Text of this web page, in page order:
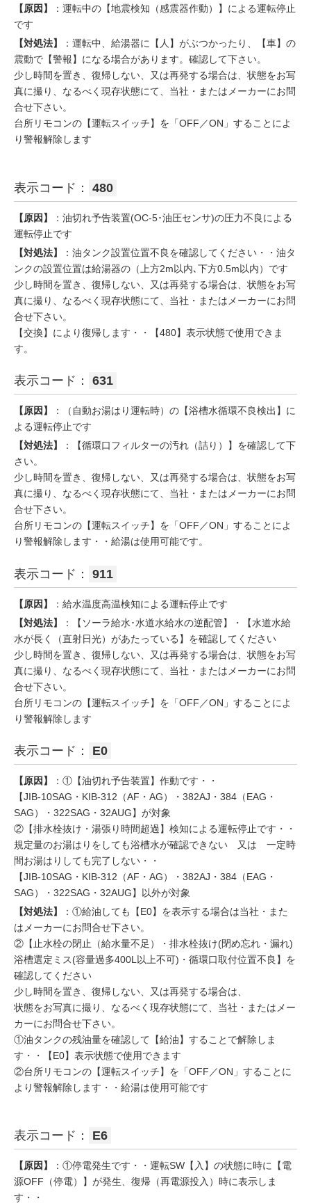
【原因】
：運転中の【地震検知（感震器作動）】による運転停止
です
【対処法】
：運転中、給湯器に【人】がぶつかったり、【車】の
震動で【警報】になる場合があります。確認して下さい。
少し時間を置き、復帰しない、又は再発する場合は、状態をお写
真に撮り、なるべく現存状態にて、当社・またはメーカーにお問
合せ下さい。
台所リモコンの【運転スイッチ】を「OFF／ON」することによ
り警報解除します
表示コード： 480
【原因】
：油切れ予告装置(OC-5･油圧センサ)の圧力不良による
運転停止です
【対処法】
：油タンク設置位置不良を確認してください・・油タ
ンクの設置位置は給湯器の（上方2m以内､下方0.5m以内）です
少し時間を置き、復帰しない、又は再発する場合は、状態をお写
真に撮り、なるべく現存状態にて、当社・またはメーカーにお問
合せ下さい。
【交換】により復帰します・・【480】表示状態で使用できま
す。
表示コード： 631
【原因】
：（自動お湯はり運転時）の【浴槽水循環不良検出】に
よる運転停止です
【対処法】
：【循環口フィルターの汚れ（詰り）】を確認して下
さい。
少し時間を置き、復帰しない、又は再発する場合は、状態をお写
真に撮り、なるべく現存状態にて、当社・またはメーカーにお問
合せ下さい。
台所リモコンの【運転スイッチ】を「OFF／ON」することによ
り警報解除します・・給湯は使用可能です。
表示コード： 911
【原因】
：給水温度高温検知による運転停止です
【対処法】
：【ソーラ給水･水道水給水の逆配管】・【水道水給
水が長く（直射日光）があたっている】を確認してください
少し時間を置き、復帰しない、又は再発する場合は、状態をお写
真に撮り、なるべく現存状態にて、当社・またはメーカーにお問
合せ下さい。
台所リモコンの【運転スイッチ】を「OFF／ON」することによ
り警報解除します
表示コード： E0
【原因】
：①【油切れ予告装置】作動です・・
【JIB-10SAG・KIB-312（AF・AG）・382AJ・384（EAG・
SAG）・322SAG・32AUG】が対象
②【排水栓抜け・湯張り時間超過】検知による運転停止です・・
規定量のお湯はりをしても浴槽水が確認できない 又は 一定時
間お湯はりしても完了しない・・
【JIB-10SAG・KIB-312（AF・AG）・382AJ・384（EAG・
SAG）・322SAG・32AUG】以外が対象
【対処法】
：①給油しても【E0】を表示する場合は当社・また
はメーカーにお問合せ下さい。
②【止水栓の閉止（給水量不足）・排水栓抜け(閉め忘れ・漏れ)
浴槽選定ミス(容量過多400L以上不可)・循環口取付位置不良】を
確認してください
少し時間を置き、復帰しない、又は再発する場合は、
状態をお写真に撮り、なるべく現存状態にて、当社・またはメー
カーにお問合せ下さい。
①油タンクの残油量を確認して【給油】することで解除しま
す・・【E0】表示状態で使用できます
②台所リモコンの【運転スイッチ】を「OFF／ON」することに
より警報解除します・・給湯は使用可能です
表示コード： E6
【原因】
：①停電発生です・・運転SW【入】の状態に時に【電
源OFF（停電）】が発生、復帰（再電源投入）時に表示しま
す・・